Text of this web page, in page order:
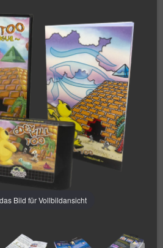
Bild für Vollbildansicht